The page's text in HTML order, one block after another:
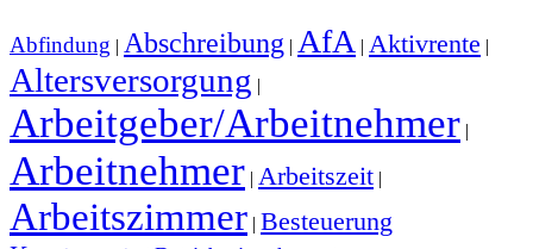
Abfindung | Abschreibung | AfA | Aktivrente |
Altersversorgung |
Arbeitgeber/Arbeitnehmer |
Arbeitnehmer | Arbeitszeit |
Arbeitszimmer | Besteuerung